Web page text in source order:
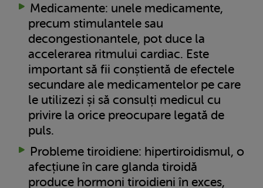
Medicamente: unele medicamente,
precum stimulantele sau
decongestionantele, pot duce la
accelerarea ritmului cardiac. Este
important să fii conștientă de efectele
secundare ale medicamentelor pe care
le utilizezi și să consulți medicul cu
privire la orice preocupare legată de
puls.
Probleme tiroidiene: hipertiroidismul, o
afecțiune în care glanda tiroidă
produce hormoni tiroidieni în exces,